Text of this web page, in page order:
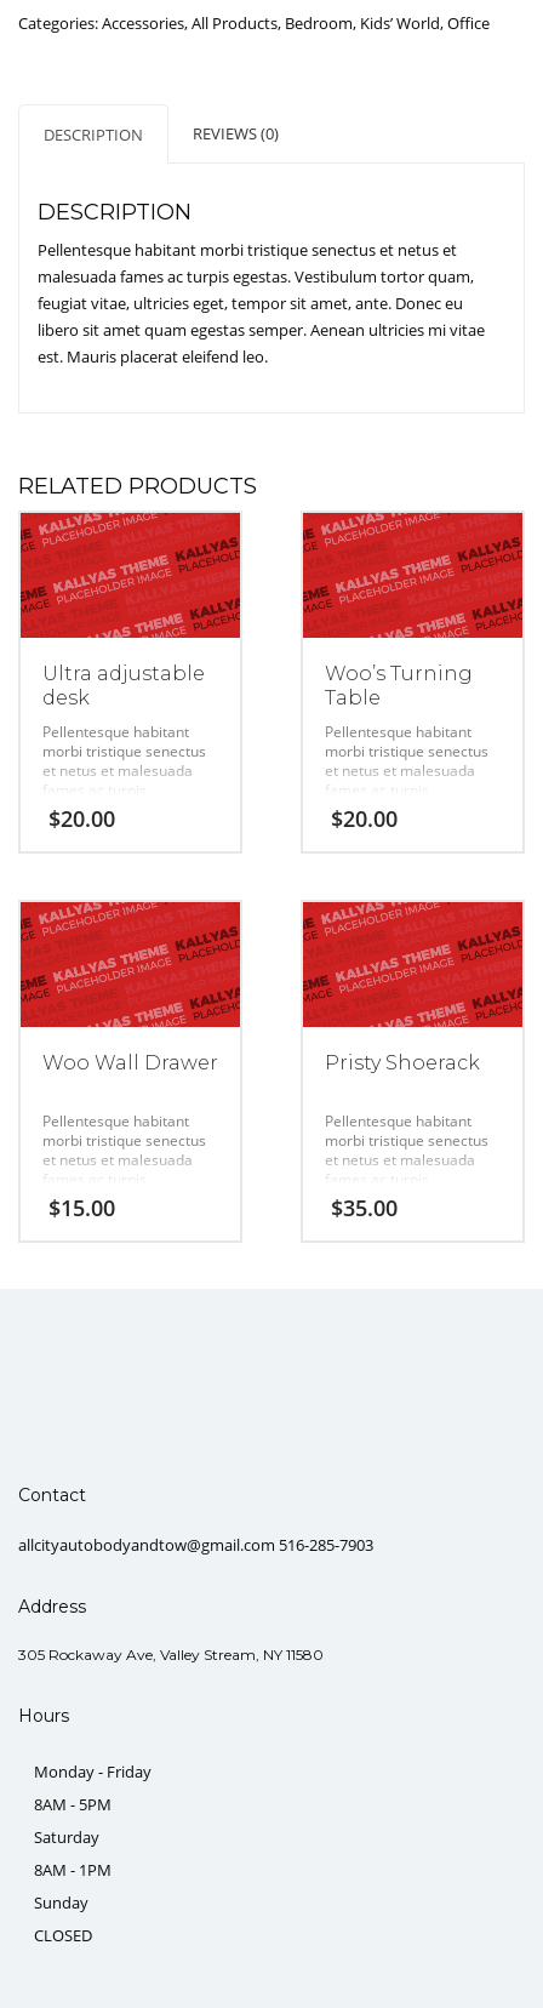
quantity
Categories:Accessories,All Products, Bedroom, Kids’ World,Office
DESCRIPTION REVIEWS (0)
DESCRIPTION
Pellentesque habitant morbi tristique senectus et netus et
malesuada fames ac turpis egestas. Vestibulum tortor quam,
feugiat vitae, ultricies eget, tempor sit amet, ante. Donec eu
libero sit amet quam egestas semper. Aenean ultricies mi vitae
est. Mauris placerat eleifend leo.
RELATED PRODUCTS
Ultra adjustable
desk
Pellentesque habitant
morbi tristique senectus
et netus et malesuada
fames ac turpis.
$20.00
Woo’s Turning
Table
Pellentesque habitant
morbi tristique senectus
et netus et malesuada
fames ac turpis.
$20.00
Woo Wall Drawer
Pellentesque habitant
morbi tristique senectus
et netus et malesuada
fames ac turpis.
$15.00
Pristy Shoerack
Pellentesque habitant
morbi tristique senectus
et netus et malesuada
fames ac turpis.
$35.00
Contact
allcityautobodyandtow@gmail.com 516-285-7903
Address
305 Rockaway Ave, Valley Stream, NY 11580
Hours
Monday - Friday
8AM - 5PM
Saturday
8AM - 1PM
Sunday
CLOSED